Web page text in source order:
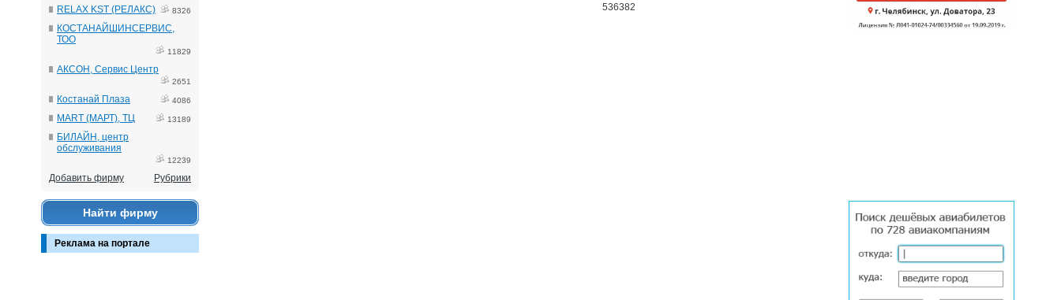
RELAX KST (РЕЛАКС) 8326
КОСТАНАЙШИНСЕРВИС,
ТОО
11829
АКСОН, Сервис Центр
2651
Костанай Плаза 4086
MART (МАРТ), ТЦ 13189
БИЛАЙН, центр
обслуживания
12239
Добавить фирму Рубрики
Найти фирму
Реклама на портале
536382